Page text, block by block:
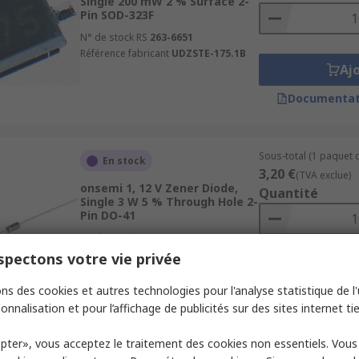
Pin SOD-323F
N° de stock RS 263-6651
Référence fabricant UDZSTE-175.1B
En stock
onsemi 1, 12 V Zener Diode,
Single 3 W 5 % Through Hole 2-
Pin DO-41
N° de stock RS774-3369
Référence fabricant 1N5927BG
Sous-total (1 paquet
3,20 €(TVA exclue)
Quantité
Sous-total (1 boîte de
votre vie privée
des cookies et autres technologies pour l'analyse statistique de
et pour l’affichage de publicités sur des sites internet
vous acceptez le traitement des cookies non essentiels.